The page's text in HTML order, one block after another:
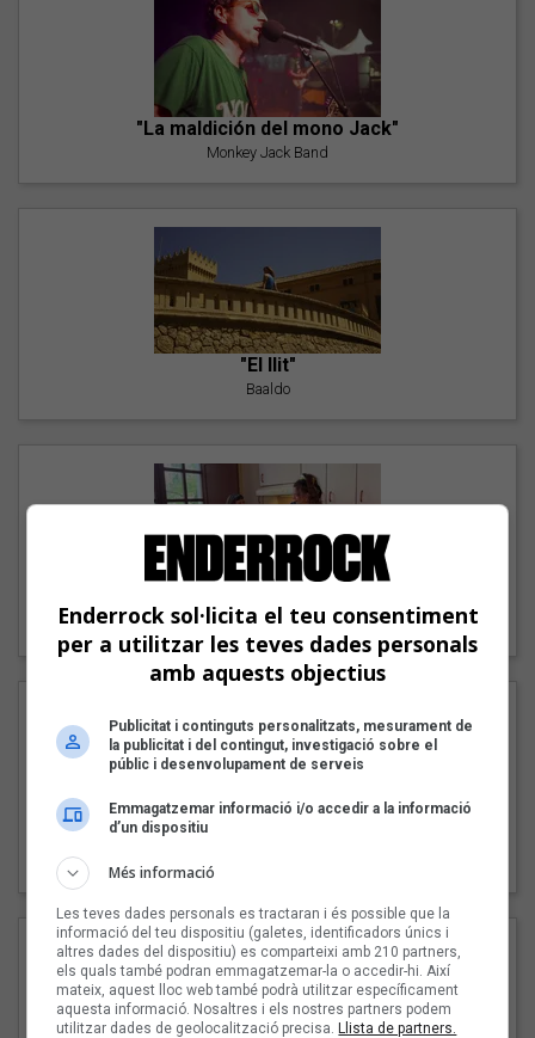
"La maldición del mono Jack"
Monkey Jack Band
"El llit"
Baaldo
Carmen y María
Enderrock sol·licita el teu consentiment
per a utilitzar les teves dades personals
amb aquests objectius
Publicitat i continguts personalitzats, mesurament de
la publicitat i del contingut, investigació sobre el
públic i desenvolupament de serveis
Emmagatzemar informació i/o accedir a la informació
d’un dispositiu
Més informació
Les teves dades personals es tractaran i és possible que la
informació del teu dispositiu (galetes, identificadors únics i
altres dades del dispositiu) es comparteixi amb 210 partners,
els quals també podran emmagatzemar-la o accedir-hi. Així
mateix, aquest lloc web també podrà utilitzar específicament
aquesta informació. Nosaltres i els nostres partners podem
utilitzar dades de geolocalització precisa.Llista de partners.